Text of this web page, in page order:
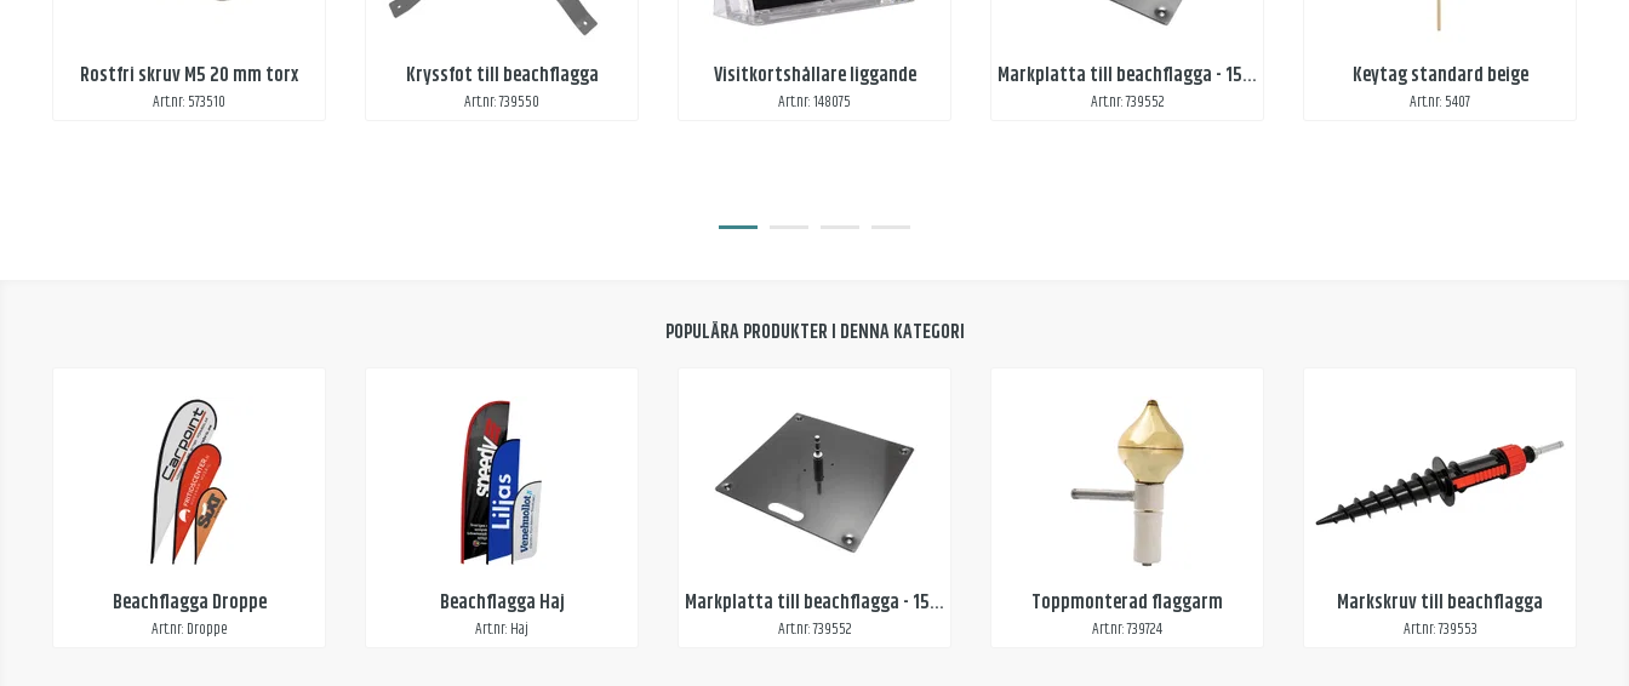
Rostfri skruv M5 20 mm torx
Art.nr: 573510
Kryssfot till beachflagga
Art.nr: 739550
Visitkortshållare liggande
Art.nr: 148075
Markplatta till beachflagga - 15 kg
Art.nr: 739552
Keytag standard beige
Art.nr: 5407
POPULÄRA PRODUKTER I DENNA KATEGORI
Beachflagga Droppe
Art.nr: Droppe
Beachflagga Haj
Art.nr: Haj
Markplatta till beachflagga - 15 kg
Art.nr: 739552
Toppmonterad flaggarm
Art.nr: 739724
Markskruv till beachflagga
Art.nr: 739553